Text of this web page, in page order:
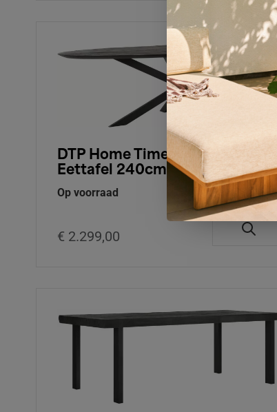
DTP Home Timeless Black
Eettafel 240cm
Op voorraad
€ 2.299,00